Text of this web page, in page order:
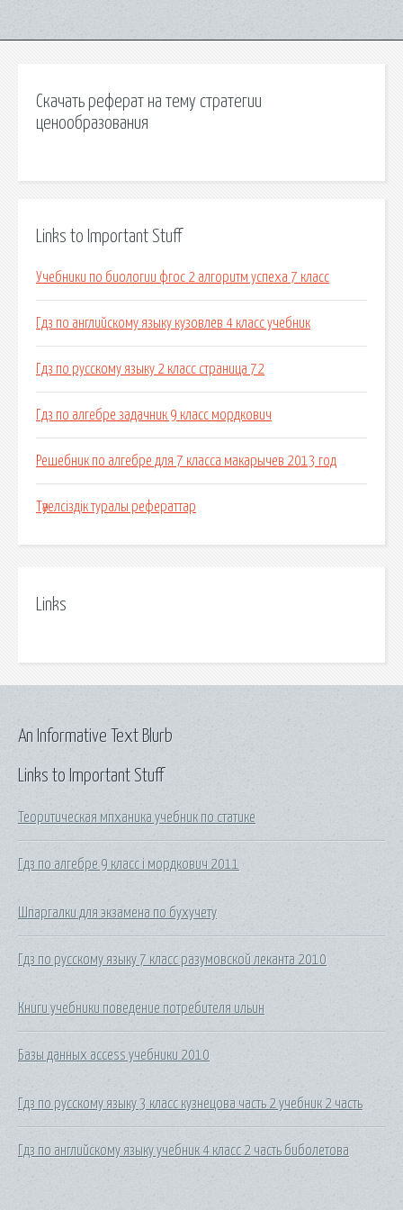
Скачать реферат на тему стратегии
ценообразования
Links to Important Stuff
Учебники по биологии фгос 2 алгоритм успеха 7 класс
Гдз по английскому языку кузовлев 4 класс учебник
Гдз по русскому языку 2 класс страница 72
Гдз по алгебре задачник 9 класс мордкович
Решебник по алгебре для 7 класса макарычев 2013 год
Тәуелсіздік туралы рефераттар
Links
Links to Important Stuff
Теоритическая мпханика учебник по статике
Гдз по алгебре 9 класс i мордкович 2011
Шпаргалки для экзамена по бухучету
Гдз по русскому языку 7 класс разумовской леканта 2010
Книги учебники поведение потребителя ильин
Базы данных access учебники 2010
Гдз по русскому языку 3 класс кузнецова часть 2 учебник 2 часть
Гдз по английскому языку учебник 4 класс 2 часть биболетова
An Informative Text Blurb